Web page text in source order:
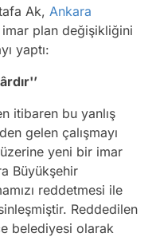
Ak, Ankara
imar plan değişikliğini
yaptı:
itibaren bu yanlış
gelen çalışmayı
üzerine yeni bir imar
Büyükşehir
reddetmesi ile
Reddedilen
belediyesi olarak